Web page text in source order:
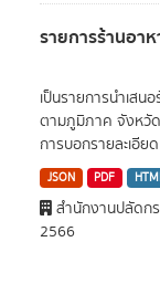
รายการร้านอา
เป็นรายการนำเสน
ตามภูมิภาค จังหวั
การบอกรายละเอีย
JSON PDF
สำนักงานปลัดกร
2566